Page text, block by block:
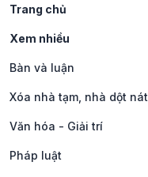
Trang chủ
Xem nhiều
Bàn và luận
Xóa nhà tạm, nhà dột nát
Văn hóa - Giải trí
Pháp luật